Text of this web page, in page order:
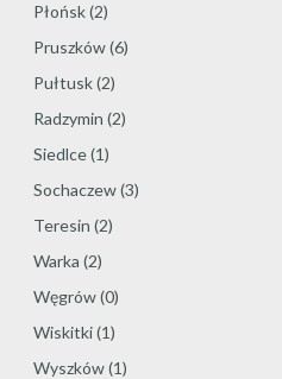
Płońsk(2)
Pruszków(6)
Pułtusk(2)
Radzymin (2)
Siedlce(1)
Sochaczew(3)
Teresin (2)
Warka (2)
Węgrów(0)
Wiskitki(1)
Wyszków(1)